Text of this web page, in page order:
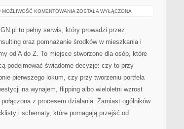
MOŻLIWOŚĆ KOMENTOWANIA MIKROKAWALERKI
ZOSTAŁA WYŁĄCZONA
to pełny serwis, który prowadzi przez
oraz pomnażanie środków w mieszkania i
od A do Z. To miejsce stworzone dla osób, które
podejmować świadome decyzje: czy to przy
pierwszego lokum, czy przy tworzeniu portfela
na wynajem, flipping albo wieloletni wzrost
z procesem działania. Zamiast ogólników
i schematy, które pomagają przejść od